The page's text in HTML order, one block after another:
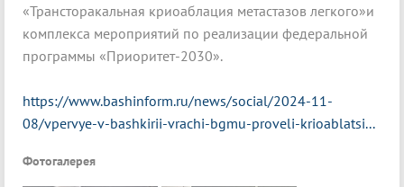
«Трансторакальная криоаблация метастазов легкого»и
комплекса мероприятий по реализации федеральной
программы «Приоритет-2030».
https://www.bashinform.ru/news/social/2024-11-
08/vpervye-v-bashkirii-vrachi-bgmu-proveli-krioablatsi...
Фотогалерея